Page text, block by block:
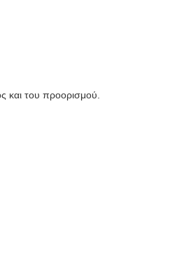
και του προορισμού.